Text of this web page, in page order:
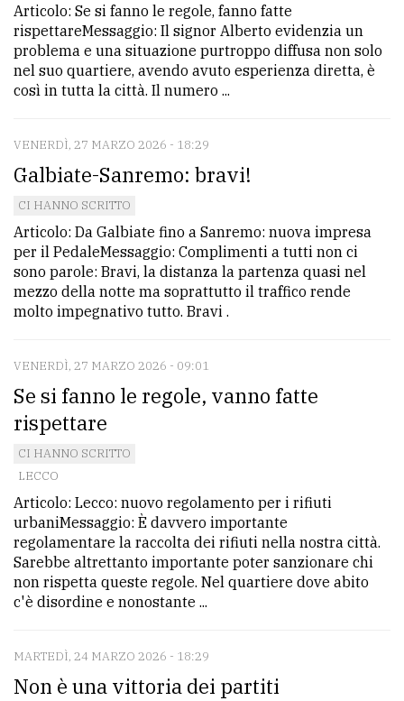
Articolo: Se si fanno le regole, fanno fatte
rispettareMessaggio: Il signor Alberto evidenzia un
problema e una situazione purtroppo diffusa non solo
nel suo quartiere, avendo avuto esperienza diretta, è
così in tutta la città. Il numero ...
VENERDÌ, 27 MARZO 2026 - 18:29
Galbiate-Sanremo: bravi!
CI HANNO SCRITTO
Articolo: Da Galbiate fino a Sanremo: nuova impresa
per il PedaleMessaggio: Complimenti a tutti non ci
sono parole: Bravi, la distanza la partenza quasi nel
mezzo della notte ma soprattutto il traffico rende
molto impegnativo tutto. Bravi .
VENERDÌ, 27 MARZO 2026 - 09:01
Se si fanno le regole, vanno fatte
rispettare
CI HANNO SCRITTO
LECCO
Articolo: Lecco: nuovo regolamento per i rifiuti
urbaniMessaggio: È davvero importante
regolamentare la raccolta dei rifiuti nella nostra città.
Sarebbe altrettanto importante poter sanzionare chi
non rispetta queste regole. Nel quartiere dove abito
c'è disordine e nonostante ...
MARTEDÌ, 24 MARZO 2026 - 18:29
Non è una vittoria dei partiti